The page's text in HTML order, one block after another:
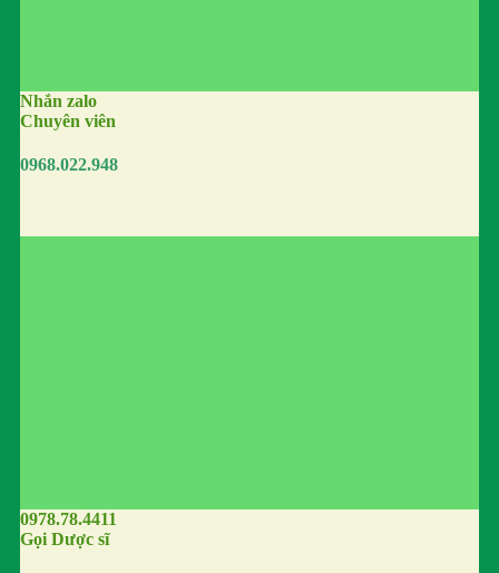
Nhắn zalo
Chuyên viên
0968.022.948
0978.78.4411
Gọi Dược sĩ